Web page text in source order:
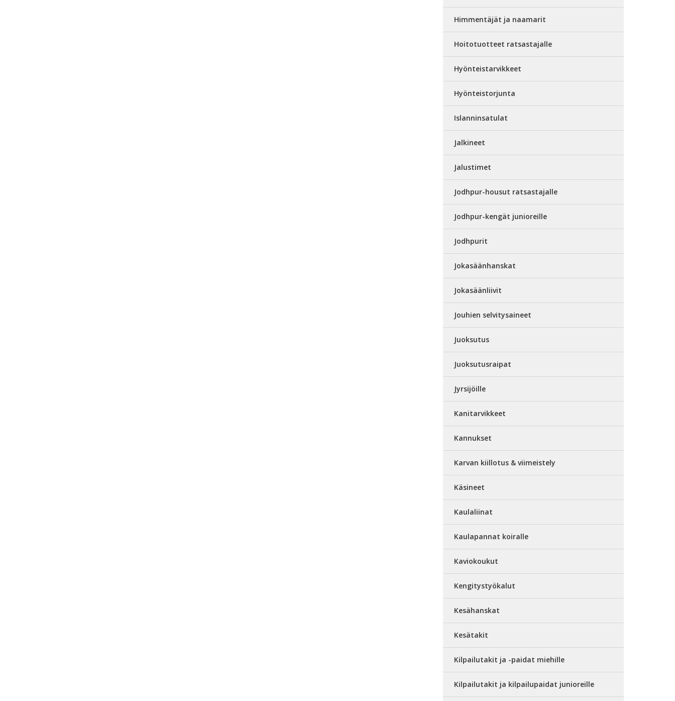
Himmentäjät ja naamarit
Hoitotuotteet ratsastajalle
Hyönteistarvikkeet
Hyönteistorjunta
Islanninsatulat
Jalkineet
Jalustimet
Jodhpur-housut ratsastajalle
Jodhpur-kengät junioreille
Jodhpurit
Jokasäänhanskat
Jokasäänliivit
Jouhien selvitysaineet
Juoksutus
Juoksutusraipat
Jyrsijöille
Kanitarvikkeet
Kannukset
Karvan kiillotus & viimeistely
Käsineet
Kaulaliinat
Kaulapannat koiralle
Kaviokoukut
Kengitystyökalut
Kesähanskat
Kesätakit
Kilpailutakit ja -paidat miehille
Kilpailutakit ja kilpailupaidat junioreille